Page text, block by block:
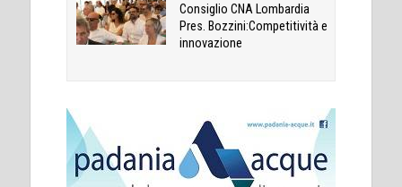
Consiglio CNA Lombardia
Pres. Bozzini:Competitività e
innovazione